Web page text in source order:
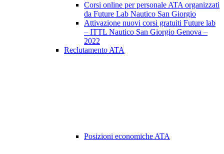
Corsi online per personale ATA organizzati
da Future Lab Nautico San Giorgio
Attivazione nuovi corsi gratuiti Future lab
– ITTL Nautico San Giorgio Genova –
2022
Reclutamento ATA
Posizioni economiche ATA